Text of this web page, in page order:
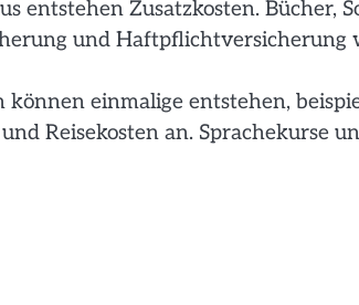
entstehen Zusatzkosten. Bücher,
und Haftpflichtversicherung
können einmalige entstehen,
Reisekosten an. Sprachekurse